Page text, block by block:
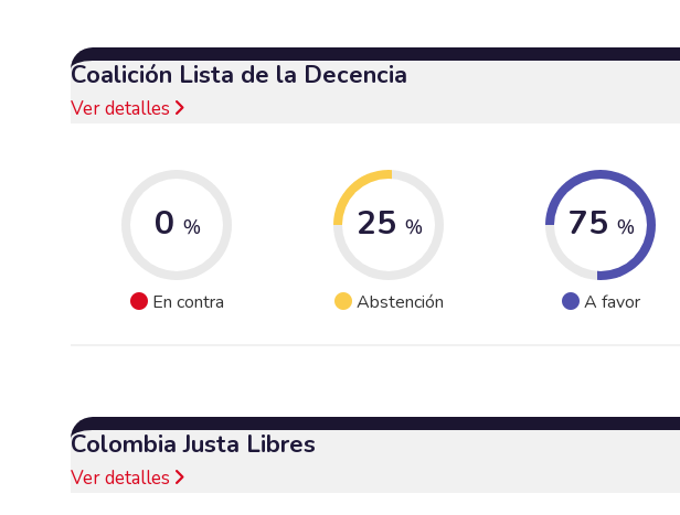
Coalición Lista de la Decencia
Ver detalles
0 %
En contra
25 %
Abstención
75 %
A favor
Colombia Justa Libres
Ver detalles